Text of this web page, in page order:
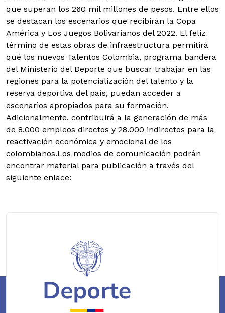
que superan los 260 mil millones de pesos. Entre ellos
se destacan los escenarios que recibirán la Copa
América y Los Juegos Bolivarianos del 2022. El feliz
término de estas obras de infraestructura permitirá
qué los nuevos Talentos Colombia, programa bandera
del Ministerio del Deporte que buscar trabajar en las
regiones para la potencialización del talento y la
reserva deportiva del país, puedan acceder a
escenarios apropiados para su formación.
Adicionalmente, contribuirá a la generación de más
de 8.000 empleos directos y 28.000 indirectos para la
reactivación económica y emocional de los
colombianos.Los medios de comunicación podrán
encontrar material para publicación a través del
siguiente enlace: